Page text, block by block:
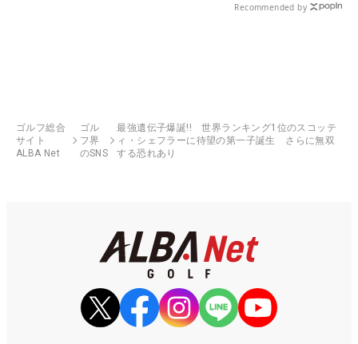
Recommended by
ゴルフ総合
サイト
ALBA Net
ゴル
フ界
のSNS
最強遺伝子爆誕!! 世界ランキング1位のスコッテ
ィ・シェフラーに待望の第一子誕生 さらに無双
する恐れあり